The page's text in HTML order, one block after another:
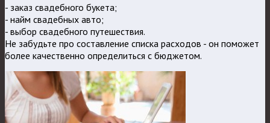
- заказ свадебного букета;
- найм свадебных авто;
- выбор свадебного путешествия.
Не забудьте про составление списка расходов - он поможет
более качественно определиться с бюджетом.